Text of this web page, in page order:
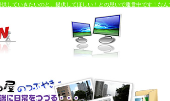
していきたいのと、提供してほしい！との思いで運営中です！な